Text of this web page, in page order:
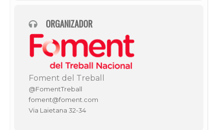
ORGANIZADOR
Foment del Treball
@FomentTreball
foment@foment.com
Via Laietana 32-34